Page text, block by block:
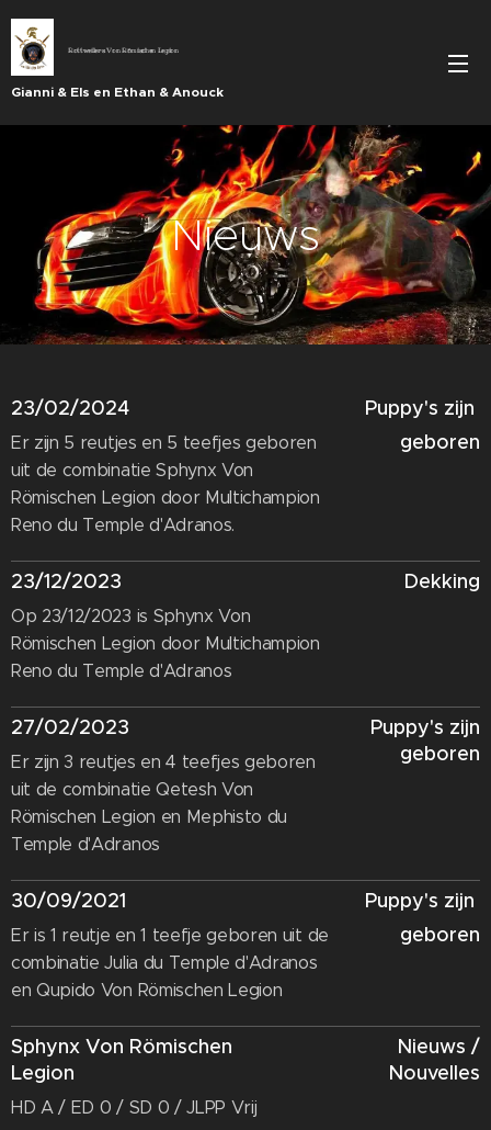
Rottweilers Von Römischen Legion
Gianni & Els en Ethan & Anouck
Nieuws
23/02/2024
Er zijn 5 reutjes en 5 teefjes geboren
uit de combinatie Sphynx Von
Römischen Legion door Multichampion
Reno du Temple d'Adranos.
Puppy's zijn
geboren
23/12/2023
Op 23/12/2023 is Sphynx Von
Römischen Legion door Multichampion
Reno du Temple d'Adranos
Dekking
27/02/2023
Er zijn 3 reutjes en 4 teefjes geboren
uit de combinatie Qetesh Von
Römischen Legion en Mephisto du
Temple d'Adranos
Puppy's zijn
geboren
30/09/2021
Er is 1 reutje en 1 teefje geboren uit de
combinatie Julia du Temple d'Adranos
en Qupido Von Römischen Legion
Puppy's zijn
geboren
Sphynx Von Römischen
Legion
HD A / ED 0 / SD 0 / JLPP Vrij
Nieuws /
Nouvelles